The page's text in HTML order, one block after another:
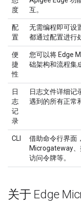
度
互。
配
置
无需编程即可设
都通过配置进行
便
捷
性
您可以将 Edge
础架构和流程集
日
志
记
录
日志文件详细记
遇到的所有正常
CLI
借助命令行界面
Microgateway
访问令牌等。
关于 Edge